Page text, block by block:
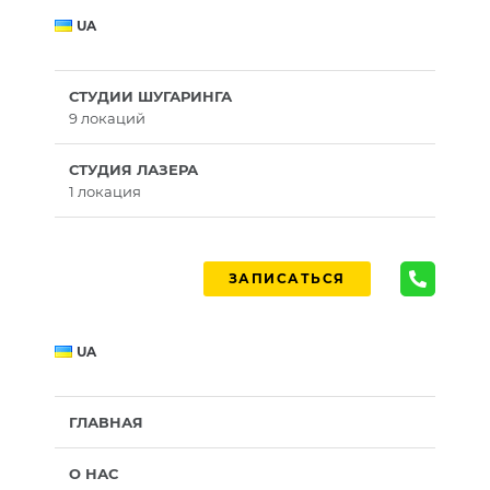
UA
СТУДИИ ШУГАРИНГА
9 локаций
СТУДИЯ ЛАЗЕРА
1 локация
ЗАПИСАТЬСЯ
UA
ГЛАВНАЯ
О НАС